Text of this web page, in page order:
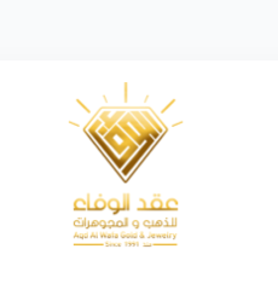
شركة عقد الوفاء للذهب